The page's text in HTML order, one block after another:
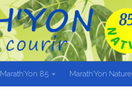
Marath’Yon 85 Marath’Yon Nature